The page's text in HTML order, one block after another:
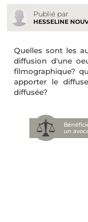
Publié par
HESSELINE
Quelles sont les
diffusion d'une
filmographique?
apporter le
diffusée?
un